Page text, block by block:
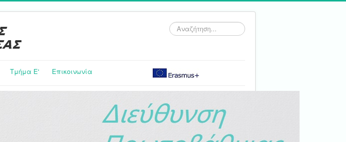
Αναζήτηση...
Τμήμα E' Επικοινωνία